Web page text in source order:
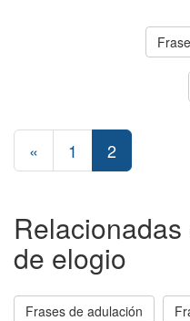
« 1 2
de elogio
Frases de adulación